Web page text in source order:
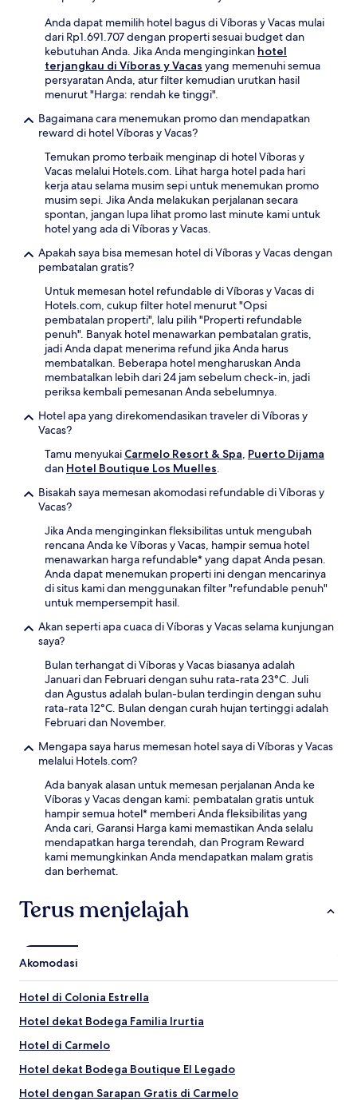
Anda dapat memilih hotel bagus di Víboras y Vacas mulai
dari Rp1.691.707 dengan properti sesuai budget dan
kebutuhan Anda. Jika Anda menginginkan hotel
terjangkau di Víboras y Vacas yang memenuhi semua
persyaratan Anda, atur filter kemudian urutkan hasil
menurut "Harga: rendah ke tinggi".
Bagaimana cara menemukan promo dan mendapatkan
reward di hotel Víboras y Vacas?
Temukan promo terbaik menginap di hotel Víboras y
Vacas melalui Hotels.com. Lihat harga hotel pada hari
kerja atau selama musim sepi untuk menemukan promo
musim sepi. Jika Anda melakukan perjalanan secara
spontan, jangan lupa lihat promo last minute kami untuk
hotel yang ada di Víboras y Vacas.
Apakah saya bisa memesan hotel di Víboras y Vacas dengan
pembatalan gratis?
Untuk memesan hotel refundable di Víboras y Vacas di
Hotels.com, cukup filter hotel menurut "Opsi
pembatalan properti", lalu pilih "Properti refundable
penuh". Banyak hotel menawarkan pembatalan gratis,
jadi Anda dapat menerima refund jika Anda harus
membatalkan. Beberapa hotel mengharuskan Anda
membatalkan lebih dari 24 jam sebelum check-in, jadi
periksa kembali pemesanan Anda sebelumnya.
Hotel apa yang direkomendasikan traveler di Víboras y
Vacas?
Tamu menyukai Carmelo Resort & Spa, Puerto Dijama
dan Hotel Boutique Los Muelles.
Bisakah saya memesan akomodasi refundable di Víboras y
Vacas?
Jika Anda menginginkan fleksibilitas untuk mengubah
rencana Anda ke Víboras y Vacas, hampir semua hotel
menawarkan harga refundable* yang dapat Anda pesan.
Anda dapat menemukan properti ini dengan mencarinya
di situs kami dan menggunakan filter "refundable penuh"
untuk mempersempit hasil.
Akan seperti apa cuaca di Víboras y Vacas selama kunjungan
saya?
Bulan terhangat di Víboras y Vacas biasanya adalah
Januari dan Februari dengan suhu rata-rata 23°C. Juli
dan Agustus adalah bulan-bulan terdingin dengan suhu
rata-rata 12°C. Bulan dengan curah hujan tertinggi adalah
Februari dan November.
Mengapa saya harus memesan hotel saya di Víboras y Vacas
melalui Hotels.com?
Ada banyak alasan untuk memesan perjalanan Anda ke
Víboras y Vacas dengan kami: pembatalan gratis untuk
hampir semua hotel* memberi Anda fleksibilitas yang
Anda cari, Garansi Harga kami memastikan Anda selalu
mendapatkan harga terendah, dan Program Reward
kami memungkinkan Anda mendapatkan malam gratis
dan berhemat.
Terus menjelajah
Akomodasi
Hotel di Colonia Estrella
Hotel dekat Bodega Familia Irurtia
Hotel di Carmelo
Hotel dekat Bodega Boutique El Legado
Hotel dengan Sarapan Gratis di Carmelo